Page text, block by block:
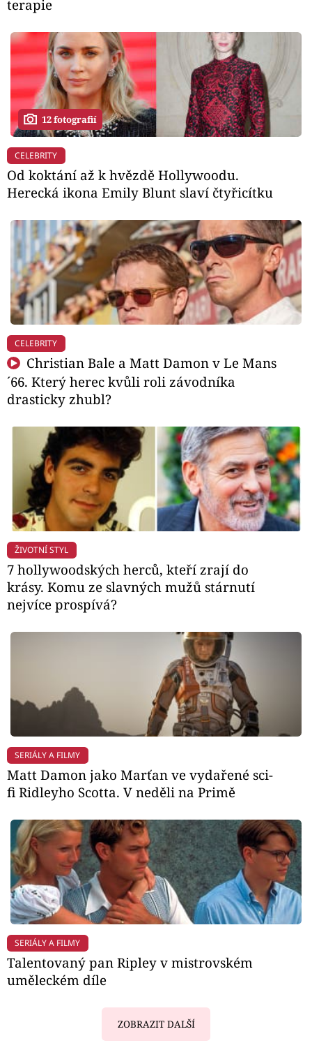
terapie
12 fotografií
CELEBRITY
Od koktání až k hvězdě Hollywoodu.
Herecká ikona Emily Blunt slaví čtyřicítku
CELEBRITY
Christian Bale a Matt Damon v Le Mans
´66. Který herec kvůli roli závodníka
drasticky zhubl?
ŽIVOTNÍ STYL
7 hollywoodských herců, kteří zrají do
krásy. Komu ze slavných mužů stárnutí
nejvíce prospívá?
SERIÁLY A FILMY
Matt Damon jako Marťan ve vydařené sci-
fi Ridleyho Scotta. V neděli na Primě
SERIÁLY A FILMY
Talentovaný pan Ripley v mistrovském
uměleckém díle
ZOBRAZIT DALŠÍ